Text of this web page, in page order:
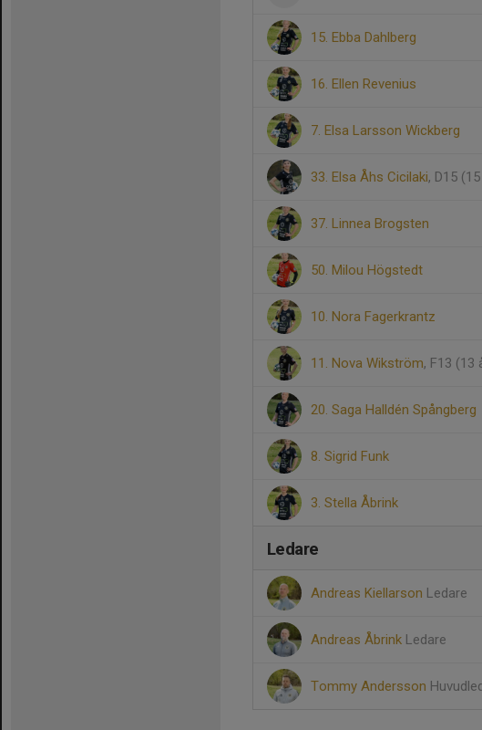
15. Ebba Dahlberg
16. Ellen Revenius
7. Elsa Larsson Wickberg
33. Elsa Åhs Cicilaki, D15
37. Linnea Brogsten
50. Milou Högstedt
10. Nora Fagerkrantz
11. Nova Wikström, F13 (13
20. Saga Halldén Spångberg
8. Sigrid Funk
3. Stella Åbrink
Ledare
Andreas Kiellarson Ledare
Andreas Åbrink Ledare
Tommy Andersson